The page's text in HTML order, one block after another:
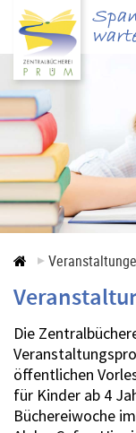
Medienangebot
Ausleihe
Service
Veranstaltungen
Kontakt
Die
öffentlichen
für Kinder ab 4
Büchereiwoche